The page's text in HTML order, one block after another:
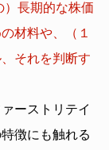
）長期的な株価
材料や、（１
それを判断す
ーストリテイ
徴にも触れる